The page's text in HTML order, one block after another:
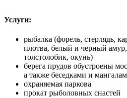
Услуги:
рыбалка (форель, стерлядь,
плотва, белый и черный
толстолобик, окунь)
берега прудов обустроены
а также беседками и
охраняемая паркова
прокат рыболовных снастей